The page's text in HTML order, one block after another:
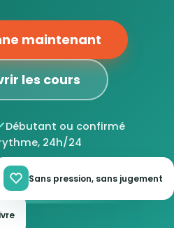
maintenant
les cours
Débutant ou confirmé
24h/24
Sans pression, sans jugement